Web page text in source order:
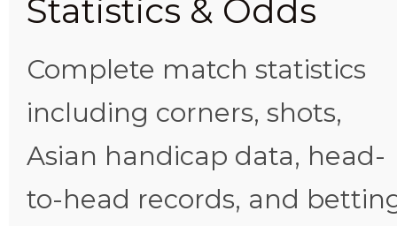
Statistics & Odds
Complete match statistics
including corners, shots,
Asian handicap data, head-
to-head records, and